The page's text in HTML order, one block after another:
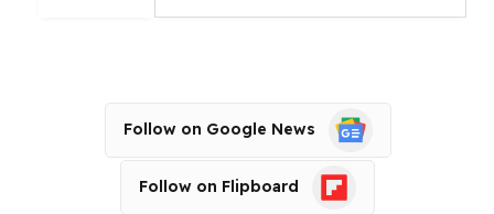
Follow on Google News
Follow on Flipboard